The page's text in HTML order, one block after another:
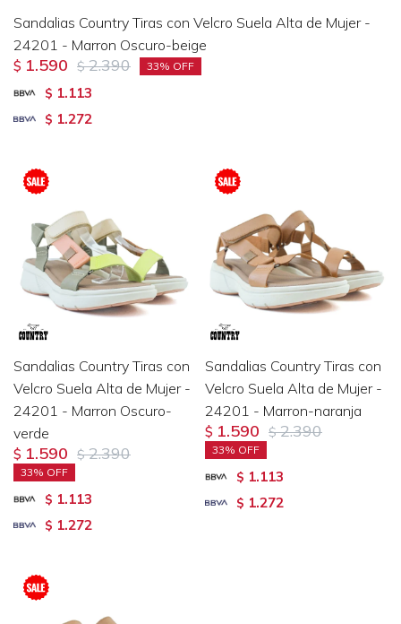
Sandalias Country Tiras con Velcro Suela Alta de Mujer -
24201 - Marron Oscuro-beige
$ 1.590 $ 2.390 33
$ 1.113
$ 1.272
Sandalias Country Tiras con
Velcro Suela Alta de Mujer -
24201 - Marron Oscuro-
verde
$ 1.590 $ 2.390
33
$ 1.113
$ 1.272
Sandalias Country Tiras con
Velcro Suela Alta de Mujer -
24201 - Marron-naranja
$ 1.590 $ 2.390
33
$ 1.113
$ 1.272